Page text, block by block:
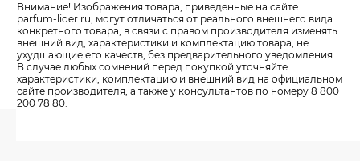
Внимание! Изображения товара, приведенные на сайте
parfum-lider.ru, могут отличаться от реального внешнего вида
конкретного товара, в связи с правом производителя изменять
внешний вид, характеристики и комплектацию товара, не
ухудшающие его качеств, без предварительного уведомления.
В случае любых сомнений перед покупкой уточняйте
характеристики, комплектацию и внешний вид на официальном
сайте производителя, а также у консультантов по номеру 8 800
200 78 80.